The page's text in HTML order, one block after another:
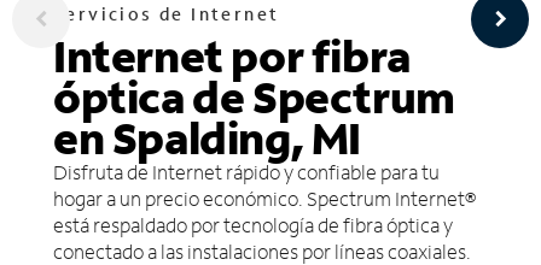
Servicios de Internet
Internet por fibra
óptica de Spectrum
en Spalding, MI
Disfruta de Internet rápido y confiable para tu
hogar a un precio económico. Spectrum Internet®
está respaldado por tecnología de fibra óptica y
conectado a las instalaciones por líneas coaxiales.